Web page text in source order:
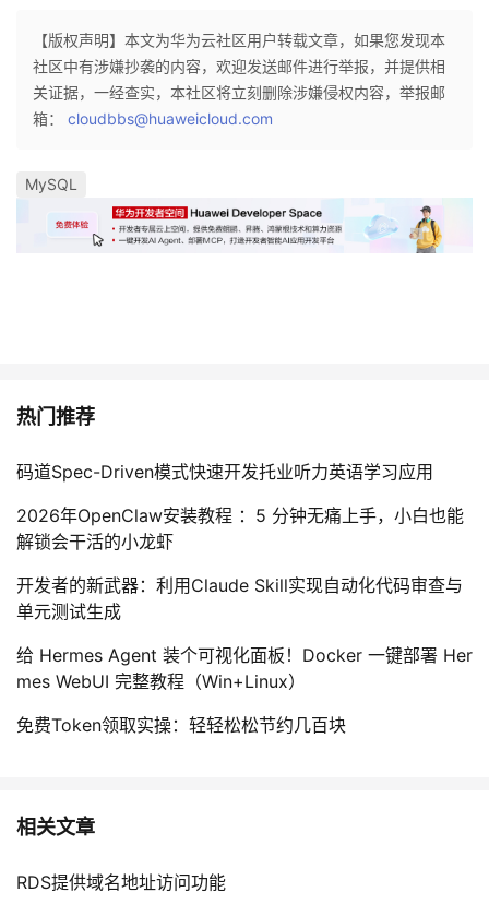
【版权声明】本文为华为云社区用户转载文章，如果您发现本
社区中有涉嫌抄袭的内容，欢迎发送邮件进行举报，并提供相
关证据，一经查实，本社区将立刻删除涉嫌侵权内容，举报邮
箱： cloudbbs@huaweicloud.com
MySQL
热门推荐
码道Spec-Driven模式快速开发托业听力英语学习应用
2026年OpenClaw安装教程 ：5 分钟无痛上手，小白也能
解锁会干活的小龙虾
开发者的新武器：利用Claude Skill实现自动化代码审查与
单元测试生成
给 Hermes Agent 装个可视化面板！Docker 一键部署 Her
mes WebUI 完整教程（Win+Linux）
免费Token领取实操：轻轻松松节约几百块
相关文章
RDS提供域名地址访问功能